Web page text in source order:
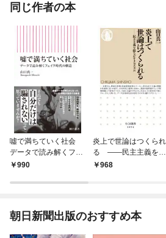
同じ作者の本
噓で満ちていく社会
データで読み解くフェ
イク時代の構造
990
炎上で世論はつくられ
る ――民主主義を揺
るがすメカニズム
968
朝日新聞出版のおすすめ本